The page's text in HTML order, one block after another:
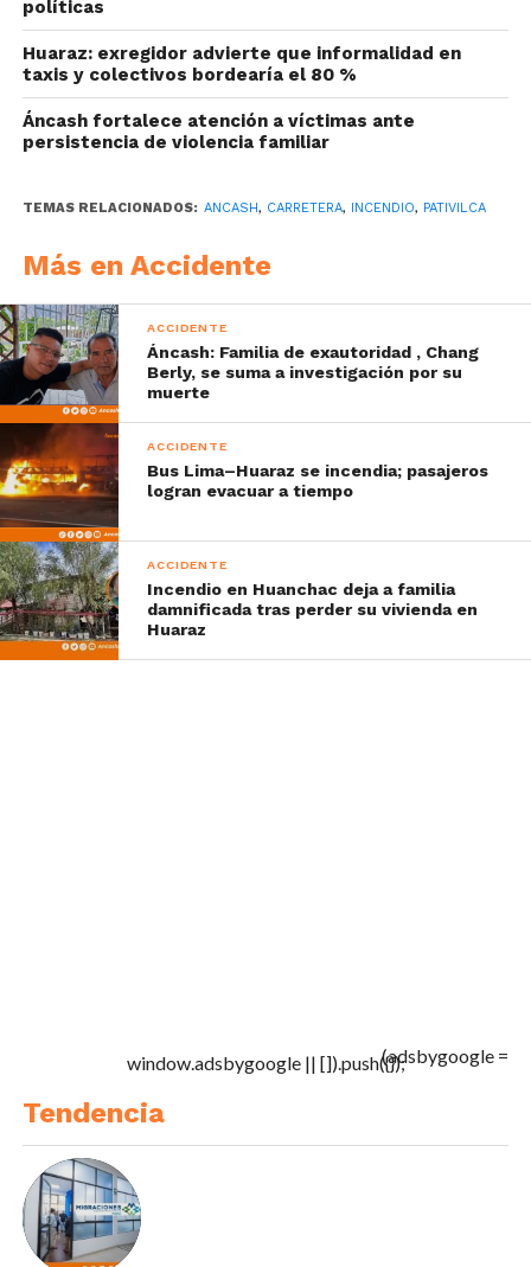
políticas
Huaraz: exregidor advierte que informalidad en
taxis y colectivos bordearía el 80 %
Áncash fortalece atención a víctimas ante
persistencia de violencia familiar
TEMAS RELACIONADOS: ANCASH, CARRETERA, INCENDIO, PATIVILCA
Más en Accidente
ACCIDENTE
Áncash: Familia de exautoridad , Chang
Berly, se suma a investigación por su
muerte
ACCIDENTE
Bus Lima–Huaraz se incendia; pasajeros
logran evacuar a tiempo
ACCIDENTE
Incendio en Huanchac deja a familia
damnificada tras perder su vivienda en
Huaraz
(adsbygoogle =
window.adsbygoogle || []).push({});
Tendencia